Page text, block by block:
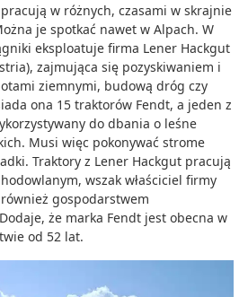
w różnych, czasami w skrajnie
je spotkać nawet w Alpach. W
eksploatuje firma Lener Hackgut
zajmująca się pozyskiwaniem i
ziemnymi, budową dróg czy
ona 15 traktorów Fendt, a jeden z
do dbania o leśne
Musi więc pokonywać strome
Traktory z Lener Hackgut pracują
wszak właściciel firmy
gospodarstwem
że marka Fendt jest obecna w
od 52 lat.